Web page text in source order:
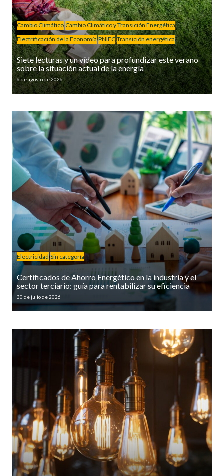
Cambio Climático Cambio Climático y Transición Energética
Electrificación de la Economía PNIEC Transición energética
Siete lecturas y un vídeo para profundizar este verano
sobre la situación actual de la energía
6 de agosto de 2026
Electricidad Sin categoría
Certificados de Ahorro Energético en la industria y el
sector terciario: guía para rentabilizar su eficiencia
30 de julio de 2026